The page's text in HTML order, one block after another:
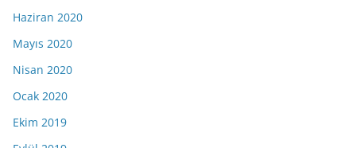
Haziran 2020
Mayıs 2020
Nisan 2020
Ocak 2020
Ekim 2019